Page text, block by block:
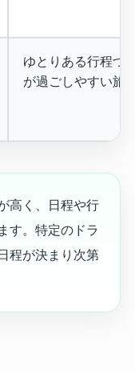
ゆとりある行程づ
が過ごしやすい旅
高く、日程や行
す。特定のドラ
程が決まり次第